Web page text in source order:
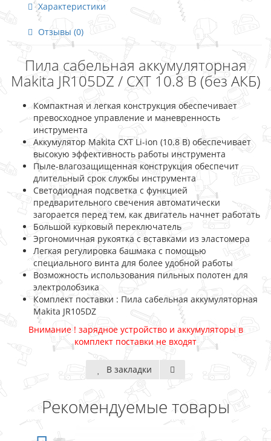
Характеристики
Отзывы (0)
Пила сабельная аккумуляторная
Makita JR105DZ / CXT 10.8 В (без АКБ)
Компактная и легкая конструкция обеспечивает
превосходное управление и маневренность
инструмента
Аккумулятор Makita CXT Li-ion (10.8 В) обеспечивает
высокую эффективность работы инструмента
Пыле-влагозащищенная конструкция обеспечит
длительный срок службы инструмента
Светодиодная подсветка с функцией
предварительного свечения автоматически
загорается перед тем, как двигатель начнет работать
Большой курковый переключатель
Эргономичная рукоятка с вставками из эластомера
Легкая регулировка башмака с помощью
специального винта для более удобной работы
Возможность использования пильных полотен для
электролобзика
Комплект поставки : Пила сабельная аккумуляторная
Makita JR105DZ
Внимание ! зарядное устройство и аккумуляторы в
комплект поставки не входят
В закладки
Рекомендуемые товары